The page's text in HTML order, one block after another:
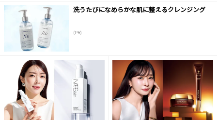
洗うたびになめらかな肌に整えるクレンジング
(PR)